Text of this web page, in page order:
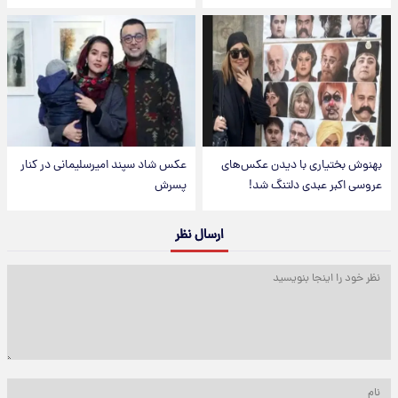
بهنوش بختیاری با دیدن عکس‌های
عروسی اکبر عبدی دلتنگ شد!
عکس شاد سپند امیرسلیمانی در کنار
پسرش
ارسال نظر